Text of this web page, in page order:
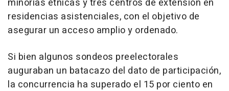
minorías étnicas y tres centros de extensión en
residencias asistenciales, con el objetivo de
asegurar un acceso amplio y ordenado.
Si bien algunos sondeos preelectorales
auguraban un batacazo del dato de participación,
la concurrencia ha superado el 15 por ciento en